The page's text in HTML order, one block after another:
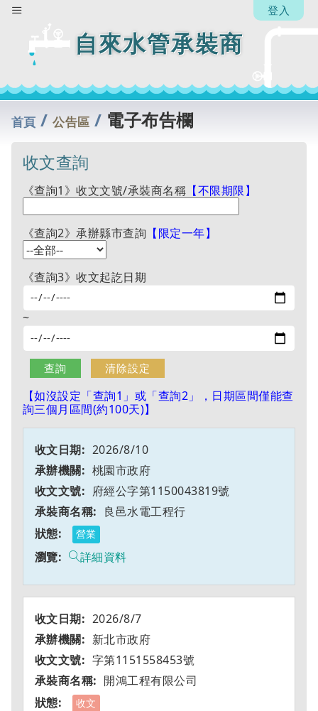
自來水管承裝商
登入
首頁 /公告區 / 電子布告欄
收文查詢
《查詢1》收文文號/承裝商名稱 【不限期限】
《查詢2》承辦縣市查詢 【限定一年】
《查詢3》收文起訖日期
~
【如沒設定「查詢1」或「查詢2」，日期區間僅能查
詢三個月區間(約100天)】
2026/8/10
桃園市政府
府經公字第1150043819號
良邑水電工程行
營業
詳細資料
2026/8/7
新北市政府
字第1151558453號
開鴻工程有限公司
收文